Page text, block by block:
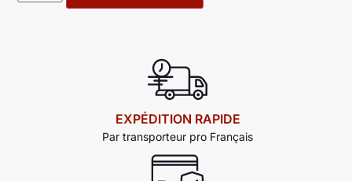
EXPÉDITION RAPIDE
Par transporteur pro Français